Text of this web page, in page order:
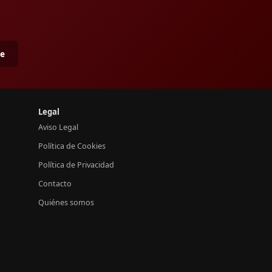
Legal
Aviso Legal
Política de Cookies
Política de Privacidad
Contacto
Quiénes somos